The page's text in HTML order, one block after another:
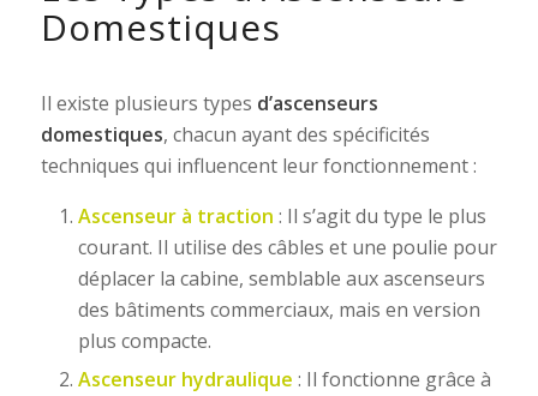
Domestiques
Il existe plusieurs types d’ascenseurs
domestiques, chacun ayant des spécificités
techniques qui influencent leur fonctionnement :
Ascenseur à traction : Il s’agit du type le plus
courant. Il utilise des câbles et une poulie pour
déplacer la cabine, semblable aux ascenseurs
des bâtiments commerciaux, mais en version
plus compacte.
Ascenseur hydraulique : Il fonctionne grâce à